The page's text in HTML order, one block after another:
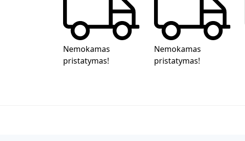
Nemokamas
pristatymas!
Nemokamas
pristatymas!